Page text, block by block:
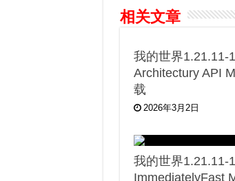
相关文章
我的世界1.21.11-
Architectury API
载
2026年3月2日
我的世界1.21.11-
ImmediatelyFast